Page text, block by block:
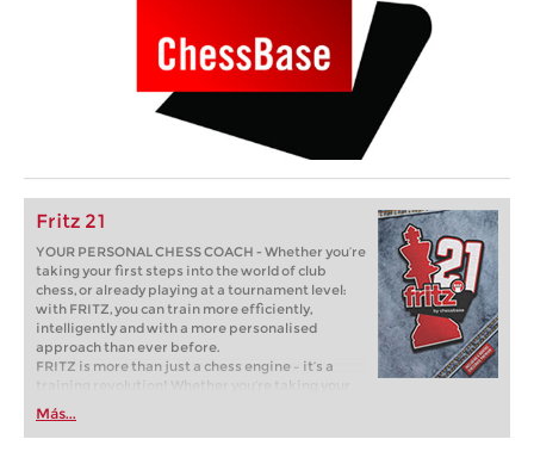
Fritz 21
YOUR PERSONAL CHESS COACH - Whether you’re
taking your first steps into the world of club
chess, or already playing at a tournament level:
with FRITZ, you can train more efficiently,
intelligently and with a more personalised
approach than ever before.
FRITZ is more than just a chess engine – it’s a
training revolution! Whether you’re taking your
first steps into the world of club chess, or already
playing at a tournament level: with FRITZ, you can
train more efficiently, intelligently and with a
Más...